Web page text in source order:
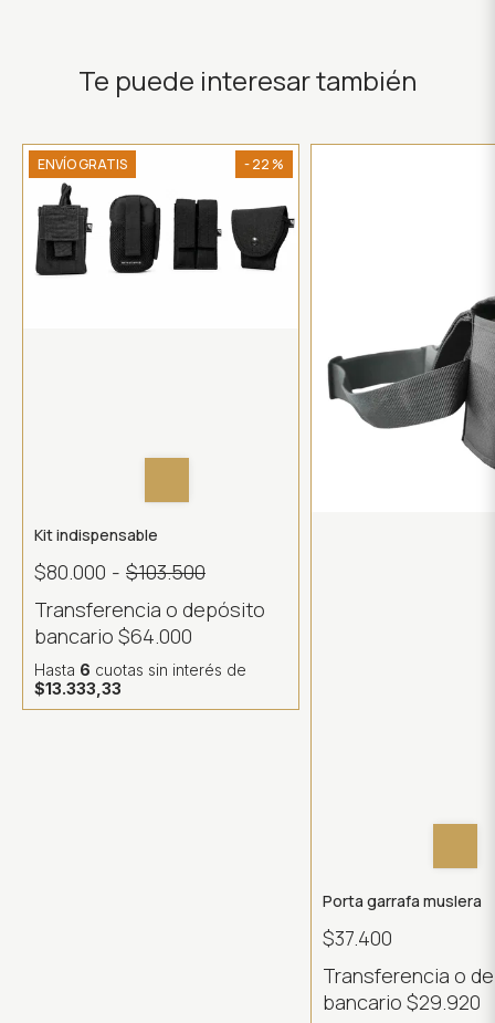
Te puede interesar también
ENVÍO GRATIS - 22 %
Kit indispensable
$80.000 - $103.500
Transferencia o depósito
bancario $64.000
Hasta 6 cuotas sin interés de
$13.333,33
Porta garrafa muslera
$37.400
Transferencia o
bancario$29.920